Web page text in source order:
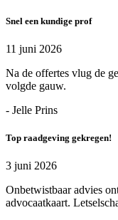
Snel een kundige prof
11 juni 2026
Na de offertes vlug de
volgde gauw.
- Jelle Prins
Top raadgeving gekregen!
3 juni 2026
Onbetwistbaar advies
advocaatkaart.